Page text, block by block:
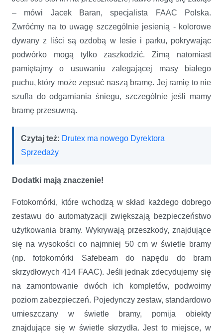
– mówi Jacek Baran, specjalista FAAC Polska.
Zwróćmy na to uwagę szczególnie jesienią - kolorowe
dywany z liści są ozdobą w lesie i parku, pokrywając
podwórko mogą tylko zaszkodzić. Zimą natomiast
pamiętajmy o usuwaniu zalegającej masy białego
puchu, który może zepsuć naszą bramę. Jej ramię to nie
szufla do odgarniania śniegu, szczególnie jeśli mamy
bramę przesuwną.
Czytaj też: Drutex ma nowego Dyrektora
Sprzedaży
Dodatki mają znaczenie!
Fotokomórki, które wchodzą w skład każdego dobrego
zestawu do automatyzacji zwiększają bezpieczeństwo
użytkowania bramy. Wykrywają przeszkody, znajdujące
się na wysokości co najmniej 50 cm w świetle bramy
(np. fotokomórki Safebeam do napędu do bram
skrzydłowych 414 FAAC). Jeśli jednak zdecydujemy się
na zamontowanie dwóch ich kompletów, podwoimy
poziom zabezpieczeń. Pojedynczy zestaw, standardowo
umieszczany w świetle bramy, pomija obiekty
znajdujące się w świetle skrzydła. Jest to miejsce, w